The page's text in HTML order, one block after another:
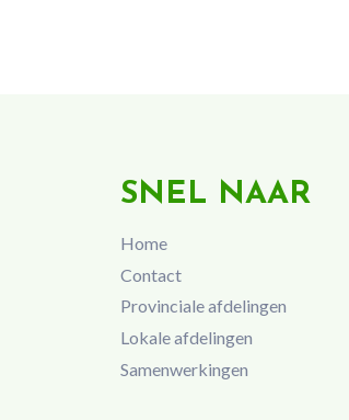
SNEL NAAR
Home
Contact
Provinciale afdelingen
Lokale afdelingen
Samenwerkingen